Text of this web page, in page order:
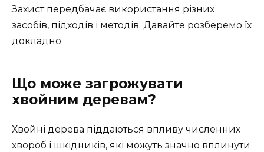
Захист передбачає використання різних
засобів, підходів і методів. Давайте розберемо їх
докладно.
Що може загрожувати
хвойним деревам?
Хвойні дерева піддаються впливу численних
хвороб і шкідників, які можуть значно вплинути